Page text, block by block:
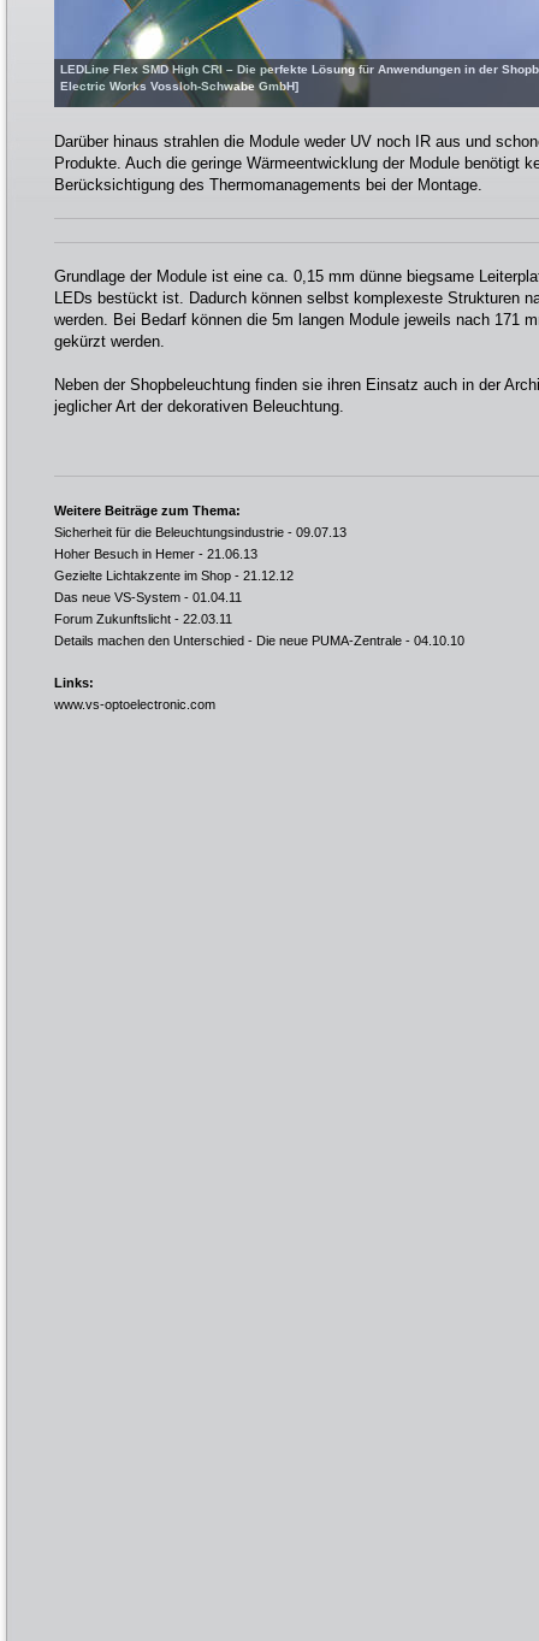
LEDLine Flex SMD High CRI – Die perfekte Lösung für Anwendungen in der
Electric Works Vossloh-Schwabe GmbH]
Darüber hinaus strahlen die Module weder UV noch IR aus und
Produkte. Auch die geringe Wärmeentwicklung der Module benötigt
Berücksichtigung des Thermomanagements bei der Montage.
Grundlage der Module ist eine ca. 0,15 mm dünne biegsame
LEDs bestückt ist. Dadurch können selbst komplexeste Strukturen
werden. Bei Bedarf können die 5m langen Module jeweils nach 171
gekürzt werden.
Neben der Shopbeleuchtung finden sie ihren Einsatz auch in der
jeglicher Art der dekorativen Beleuchtung.
Weitere Beiträge zum Thema:
Sicherheit für die Beleuchtungsindustrie - 09.07.13
Hoher Besuch in Hemer - 21.06.13
Gezielte Lichtakzente im Shop - 21.12.12
Das neue VS-System - 01.04.11
Forum Zukunftslicht - 22.03.11
Details machen den Unterschied - Die neue PUMA-Zentrale - 04.10.10
Links:
www.vs-optoelectronic.com